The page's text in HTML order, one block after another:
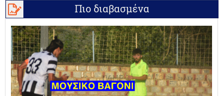
Πιο διαβασμένα